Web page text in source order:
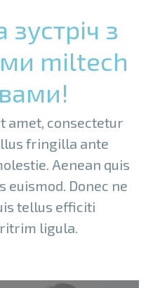
зустріч з
miltech
amet, consectetur
fringilla ante
Aenean quis
euismod. Donec ne
tellus efficiti
ligula.